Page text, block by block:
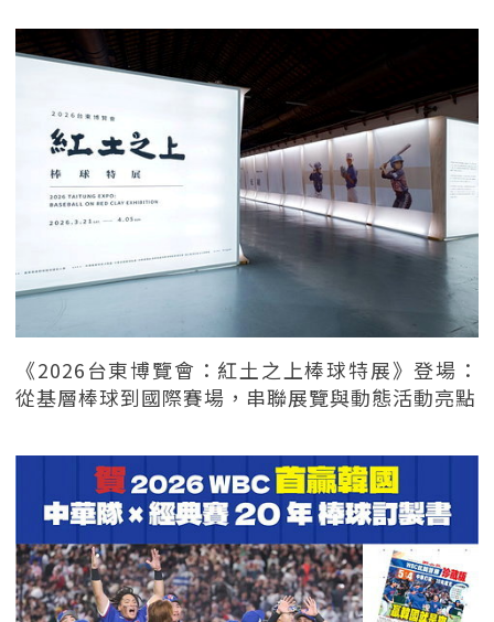
《2026台東博覽會：紅土之上棒球特展》登場：
從基層棒球到國際賽場，串聯展覽與動態活動亮點